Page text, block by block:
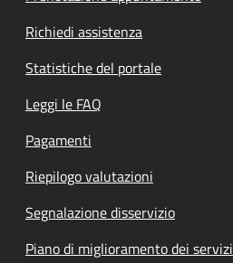
Richiedi assistenza
Statistiche del portale
Leggi le FAQ
Pagamenti
Riepilogo valutazioni
Segnalazione disservizio
Piano di miglioramento dei servizi